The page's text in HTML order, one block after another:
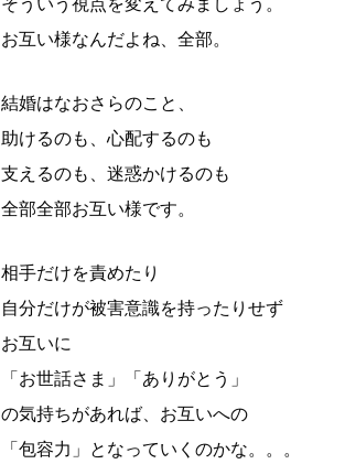
そういう視点を変えてみましょう。
お互い様なんだよね、全部。
結婚はなおさらのこと、
助けるのも、心配するのも
支えるのも、迷惑かけるのも
全部全部お互い様です。
相手だけを責めたり
自分だけが被害意識を持ったりせず
お互いに
「お世話さま」「ありがとう」
の気持ちがあれば、お互いへの
「包容力」となっていくのかな。。。